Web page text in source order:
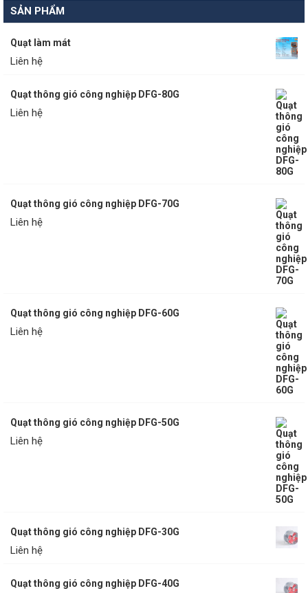
SẢN PHẨM
Quạt làm mát
Liên hệ
Quạt thông gió công nghiệp DFG-80G
Liên hệ
Quạt thông gió công nghiệp DFG-70G
Liên hệ
Quạt thông gió công nghiệp DFG-60G
Liên hệ
Quạt thông gió công nghiệp DFG-50G
Liên hệ
Quạt thông gió công nghiệp DFG-30G
Liên hệ
Quạt thông gió công nghiệp DFG-40G